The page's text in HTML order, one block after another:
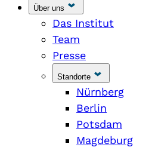
Über uns
Das Institut
Team
Presse
Standorte
Nürnberg
Berlin
Potsdam
Magdeburg